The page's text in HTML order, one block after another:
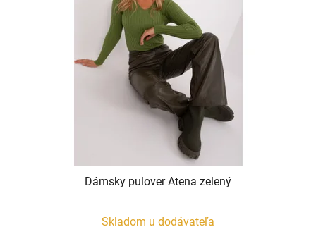
Dámsky pulover Atena zelený
Skladom u dodávateľa